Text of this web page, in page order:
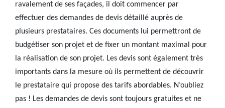
ravalement de ses façades, il doit commencer par
effectuer des demandes de devis détaillé auprès de
plusieurs prestataires. Ces documents lui permettront de
budgétiser son projet et de fixer un montant maximal pour
la réalisation de son projet. Les devis sont également très
importants dans la mesure où ils permettent de découvrir
le prestataire qui propose des tarifs abordables. N’oubliez
pas ! Les demandes de devis sont toujours gratuites et ne